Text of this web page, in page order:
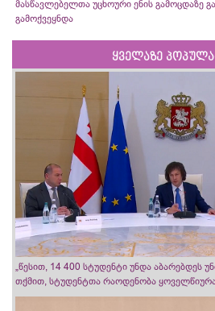
მასწავლებელთა უცხოური ენის გამოცდაზე
გამოქვეყნდა
ყველაზე
„წესით, 14 400 სტუდენტი უნდა აბარებდეს
თქმით, სტუდენტთა რაოდენობა